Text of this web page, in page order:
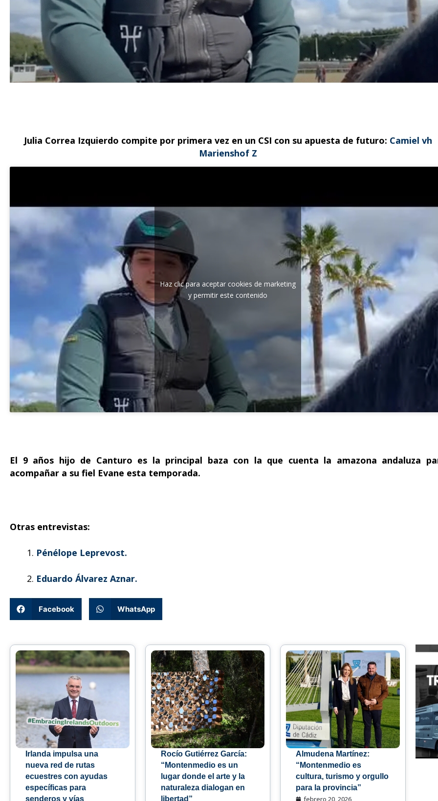
Julia Correa Izquierdo compite por primera vez en un CSI con su apuesta de futuro: Camiel vh
Marienshof Z
Haz clic para aceptar cookies de marketing
y permitir este contenido
El 9 años hijo de Canturo es la principal baza con la que cuenta la amazona andaluza
acompañar a su fiel Evane esta temporada.
Otras entrevistas:
Pénélope Leprevost.
Eduardo Álvarez Aznar.
Facebook WhatsApp
Irlanda impulsa una
nueva red de rutas
ecuestres con ayudas
específicas para
senderos y vías
Rocío Gutiérrez García:
“Montenmedio es un
lugar donde el arte y la
naturaleza dialogan en
libertad”
Almudena Martínez:
“Montenmedio es
cultura, turismo y orgullo
para la provincia”
febrero 20, 2026